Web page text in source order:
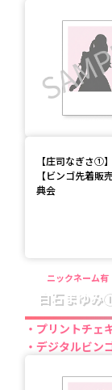
【庄司なぎさ①】
【ビンゴ先着販
典会
ニックネーム有
白石まゆみ
プリントチェ
デジタルビン